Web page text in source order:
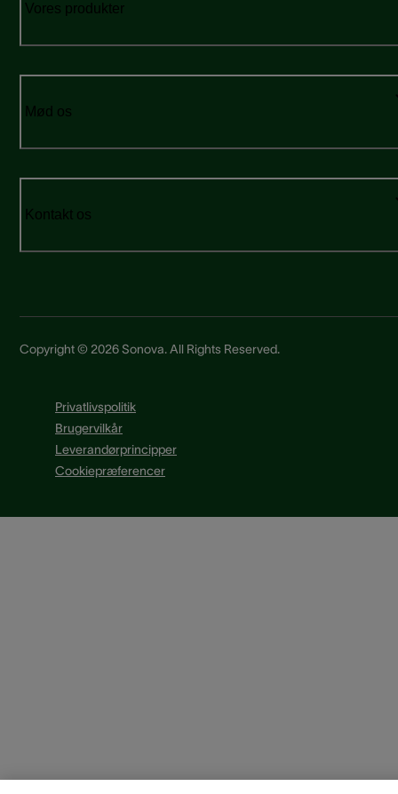
Vores produkter
Mød os
Kontakt os
Copyright © 2026 Sonova. All Rights Reserved.
Privatlivspolitik
Brugervilkår
Leverandørprincipper
Cookiepræferencer